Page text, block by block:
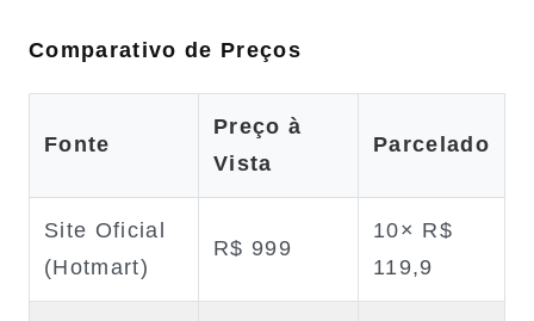
Comparativo de Preços
Fonte
Preço à
Vista
Parcelado
Site Oficial
(Hotmart)
R$ 999
10× R$
119,9